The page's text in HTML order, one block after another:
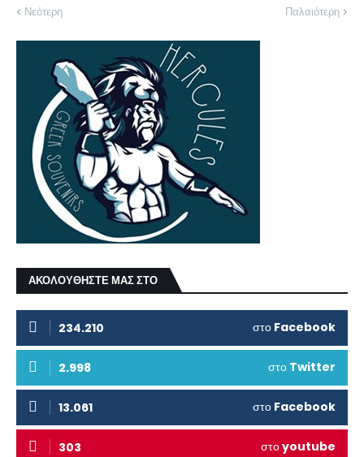
Νεότερη Παλαιότερη
ΑΚΟΛΟΥΘΗΣΤΕ ΜΑΣ ΣΤΟ
234.210 στο Facebook
2.998 στο Twitter
13.061 στο Facebook
303 στοyoutube